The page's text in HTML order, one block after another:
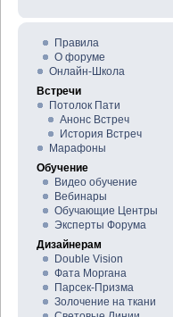
Правила
О форуме
Онлайн-Школа
Встречи
Потолок Пати
Анонс Встреч
История Встреч
Марафоны
Обучение
Видео обучение
Вебинары
Обучающие Центры
Эксперты Форума
Дизайнерам
Double Vision
Фата Моргана
Парсек-Призма
Золочение на ткани